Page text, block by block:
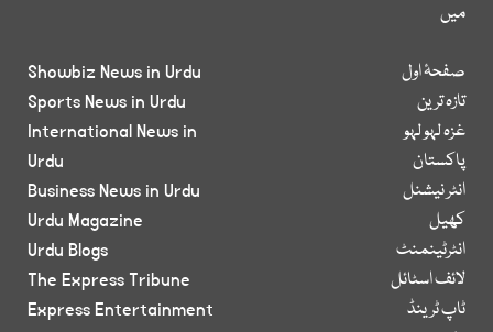
میں
صفحۂ اول
تازہ ترین
غزہ لہو لہو
پاکستان
انٹر نیشنل
کھیل
انٹرٹینمنٹ
لائف اسٹائل
ٹاپ ٹرینڈ
Showbiz News in Urdu
Sports News in Urdu
International News in
Urdu
Business News in Urdu
Urdu Magazine
Urdu Blogs
The Express Tribune
Express Entertainment